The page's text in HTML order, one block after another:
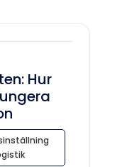
Hur